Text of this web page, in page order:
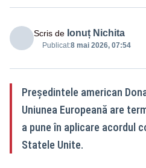
Scris de Ionuț Nichita
Publicat:8 mai 2026, 07:54
Președintele american
Uniunea Europeană are
a pune în aplicare acordul
Statele Unite.